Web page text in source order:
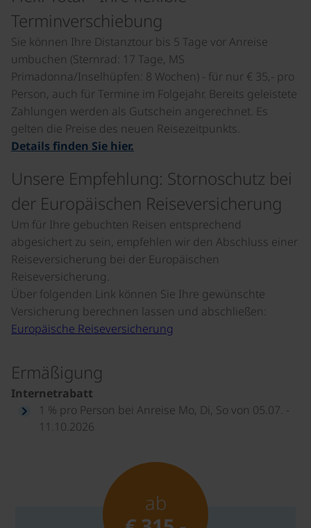
Terminverschiebung
Sie können Ihre Distanztour bis 5 Tage vor Anreise
umbuchen (Sternrad: 17 Tage, MS
Primadonna/Inselhüpfen: 8 Wochen) - für nur € 35,- pro
Person, auch für Termine im Folgejahr. Bereits geleistete
Zahlungen werden als Gutschein angerechnet. Es
gelten die Preise des neuen Reisezeitpunkts.
Details finden Sie hier.
Unsere Empfehlung: Stornoschutz bei
der Europäischen Reiseversicherung
Um für Ihre gebuchten Reisen entsprechend
abgesichert zu sein, empfehlen wir den Abschluss einer
Reiseversicherung bei der Europäischen
Reiseversicherung.
Über folgenden Link können Sie Ihre gewünschte
Versicherung berechnen lassen und abschließen:
Europäische Reiseversicherung
Ermäßigung
Internetrabatt
1 % pro Person bei Anreise Mo, Di, So von 05.07. -
11.10.2026
ab